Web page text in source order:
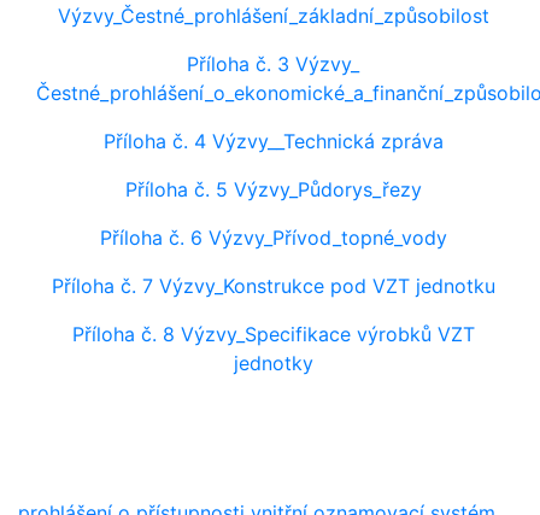
Výzvy_Čestné_prohlášení_základní_způsobilost
Příloha č. 3 Výzvy_
Příloha č. 4 Výzvy__Technická zpráva
Příloha č. 5 Výzvy_Půdorys_řezy
Příloha č. 6 Výzvy_Přívod_topné_vody
Příloha č. 7 Výzvy_Konstrukce pod VZT jednotku
Příloha č. 8 Výzvy_Specifikace výrobků VZT
jednotky